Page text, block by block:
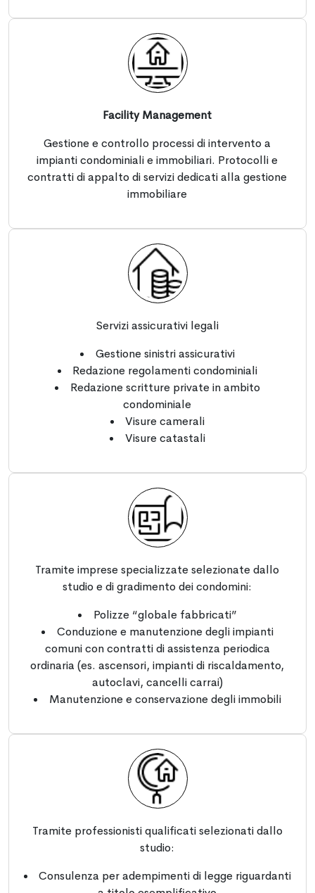
Facility Management
Gestione e controllo processi di intervento a
impianti condominiali e immobiliari. Protocolli e
contratti di appalto di servizi dedicati alla gestione
immobiliare
Servizi assicurativi legali
Gestione sinistri assicurativi
Redazione regolamenti condominiali
Redazione scritture private in ambito
condominiale
Visure camerali
Visure catastali
Tramite imprese specializzate selezionate dallo
studio e di gradimento dei condomini:
Polizze “globale fabbricati”
Conduzione e manutenzione degli impianti
comuni con contratti di assistenza periodica
ordinaria (es. ascensori, impianti di riscaldamento,
autoclavi, cancelli carrai)
Manutenzione e conservazione degli immobili
Tramite professionisti qualificati selezionati dallo
studio:
Consulenza per adempimenti di legge riguardanti